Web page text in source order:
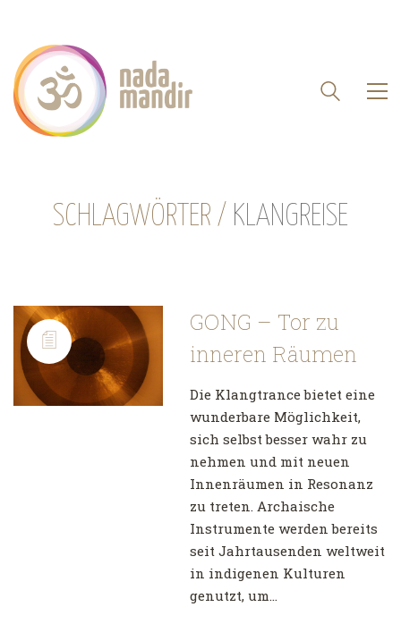
SCHLAGWÖRTER / KLANGREISE
GONG – Tor zu
inneren Räumen
Die Klangtrance bietet eine
wunderbare Möglichkeit,
sich selbst besser wahr zu
nehmen und mit neuen
Innenräumen in Resonanz
zu treten. Archaische
Instrumente werden bereits
seit Jahrtausenden weltweit
in indigenen Kulturen
genutzt, um…